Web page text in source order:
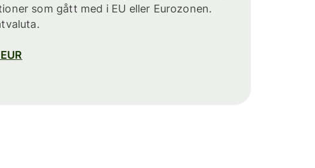
som gått med i EU eller Eurozonen.